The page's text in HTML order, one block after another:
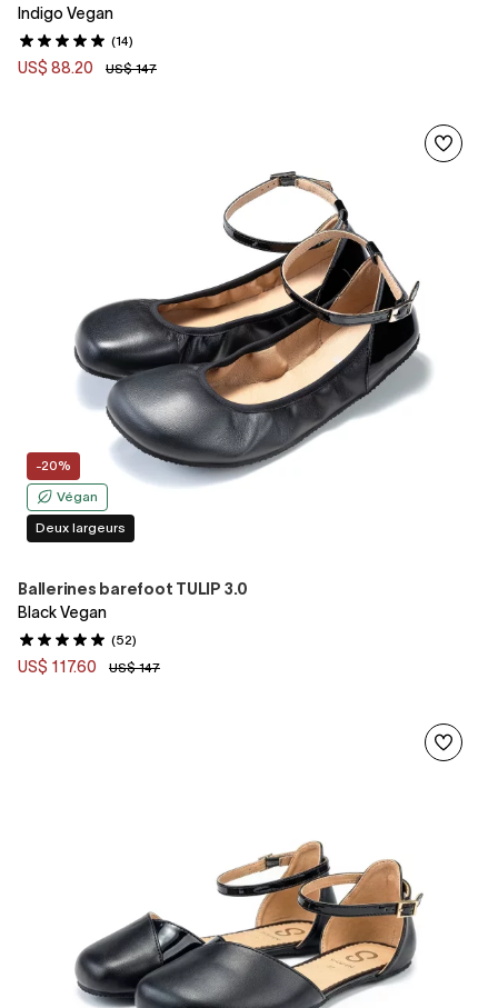
Indigo Vegan
(14)
US$ 88.20 US$ 147
-20%
Végan
Deux largeurs
Ballerines barefoot TULIP 3.0
Black Vegan
(52)
US$ 117.60 US$ 147